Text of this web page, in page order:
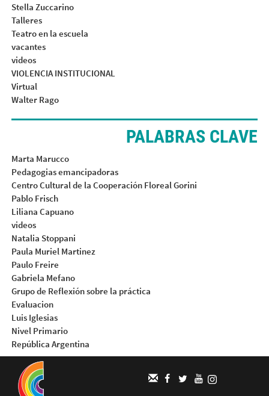
Stella Zuccarino
Talleres
Teatro en la escuela
vacantes
videos
VIOLENCIA INSTITUCIONAL
Virtual
Walter Rago
PALABRAS CLAVE
Marta Marucco
Pedagogias emancipadoras
Centro Cultural de la Cooperación Floreal Gorini
Pablo Frisch
Liliana Capuano
videos
Natalia Stoppani
Paula Muriel Martinez
Paulo Freire
Gabriela Mefano
Grupo de Reflexión sobre la práctica
Evaluacion
Luis Iglesias
Nivel Primario
República Argentina